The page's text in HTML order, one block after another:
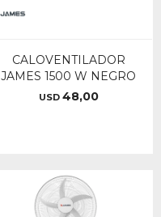
CALOVENTILADOR
JAMES 1500 W NEGRO
USD 48,00